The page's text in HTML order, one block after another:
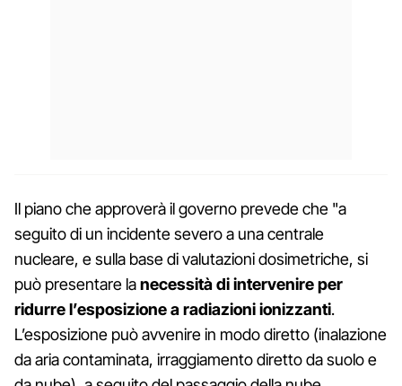
Il piano che approverà il governo prevede che "a
seguito di un incidente severo a una centrale
nucleare, e sulla base di valutazioni dosimetriche, si
può presentare lanecessità di intervenire per
ridurre l’esposizione a radiazioni ionizzanti.
L’esposizione può avvenire in modo diretto (inalazione
da aria contaminata, irraggiamento diretto da suolo e